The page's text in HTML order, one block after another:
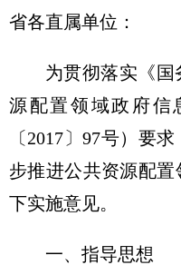
省各直属单位：
为贯彻落实《
源配置领域政府信
〔2017〕97号）要
步推进公共资源配
下实施意见。
一、指导思想